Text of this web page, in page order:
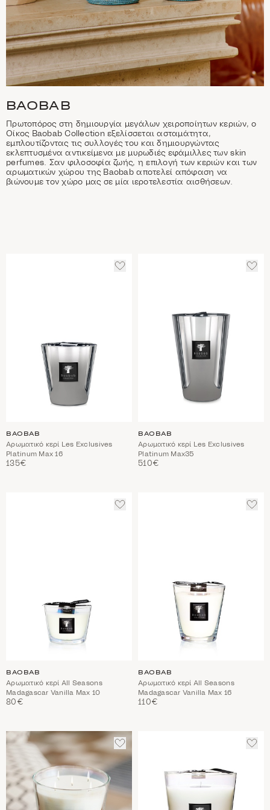
BAOBAB
Πρωτοπόρος στη δημιουργία μεγάλων χειροποίητων κεριών, ο
Οίκος Baobab Collection εξελίσσεται ασταμάτητα,
εμπλουτίζοντας τις συλλογές του και δημιουργώντας
εκλεπτυσμένα αντικείμενα με μυρωδιές εφάμιλλες των skin
perfumes. Σαν φιλοσοφία ζωής, η επιλογή των κεριών και των
αρωματικών χώρου της Baobab αποτελεί απόφαση να
βιώνουμε τον χώρο μας σε μία ιεροτελεστία αισθήσεων.
ΠΡΟΣΘΈΣΤΕ
BAOBAB
Αρωματικό κερί Les Exclusives
Platinum Max 16
135€
BAOBAB
Αρωματικό κερί Les Exclusives
Platinum Max35
510€
ΠΡΟΣΘΈΣΤΕ
BAOBAB
Αρωματικό κερί All Seasons
Madagascar Vanilla Max 10
80€
BAOBAB
Αρωματικό κερί All Seasons
Madagascar Vanilla Max 16
110€
ΠΡΟΣΘΈΣΤΕ
ΣΤΑ
ΑΓΑΠΗΜΈΝΑ